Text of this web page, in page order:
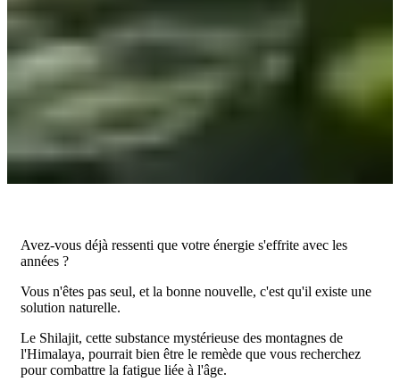
Avez-vous déjà ressenti que votre énergie s'effrite avec les
années ?
Vous n'êtes pas seul, et la bonne nouvelle, c'est qu'il existe une
solution naturelle.
Le Shilajit, cette substance mystérieuse des montagnes de
l'Himalaya, pourrait bien être le remède que vous recherchez
pour combattre la fatigue liée à l'âge.